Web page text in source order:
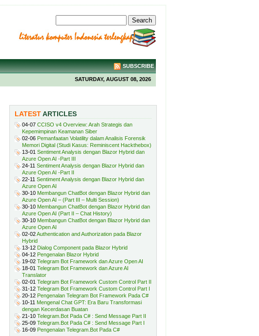
SUBSCRIBE
SATURDAY, AUGUST 08, 2026
LATESTARTICLES
04-07 CCISO v4 Overview: Arah Strategis dan
Kepemimpinan Keamanan Siber
02-06 Pemanfaatan Volatility dalam Analisis Forensik
Memori Digital (Studi Kasus: Reminiscent Hackthebox)
13-01 Sentiment Analysis dengan Blazor Hybrid dan
Azure Open AI -Part III
24-11 Sentiment Analysis dengan Blazor Hybrid dan
Azure Open AI -Part II
22-11 Sentiment Analysis dengan Blazor Hybrid dan
Azure Open AI
30-10 Membangun ChatBot dengan Blazor Hybrid dan
Azure Open AI – (Part III – Multi Session)
30-10 Membangun ChatBot dengan Blazor Hybrid dan
Azure Open AI (Part II – Chat History)
30-10 Membangun ChatBot dengan Blazor Hybrid dan
Azure Open AI
02-02Authentication and Authorization pada Blazor
Hybrid
13-12 Dialog Component pada Blazor Hybrid
04-12 Pengenalan Blazor Hybrid
19-02 Telegram Bot Framework dan Azure Open AI
18-01 Telegram Bot Framework dan Azure AI
Translator
02-01 Telegram Bot Framework Custom Control Part II
31-12 Telegram Bot Framework Custom Control Part I
20-12 Pengenalan Telegram Bot Framework Pada C#
10-11 Mengenal Chat GPT: Era Baru Transformasi
dengan Kecerdasan Buatan
21-10 Telegram.Bot Pada C# : Send Message Part II
25-09 Telegram.Bot Pada C# : Send Message Part I
16-09 Pengenalan Telegram.Bot Pada C#